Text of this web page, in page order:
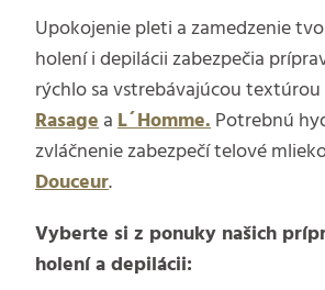
Upokojenie pleti a zamedzenie
holení i depilácii zabezpečia
rýchlo sa vstrebávajúcou textúrou
RasageaL´Homme.Potrebnú
zvláčnenie zabezpečí telové
Douceur.
Vyberte si z ponuky našich
holení a depilácii: